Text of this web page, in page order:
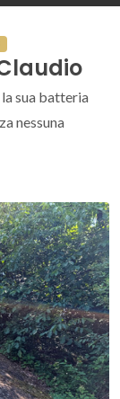
sua batteria
nessuna